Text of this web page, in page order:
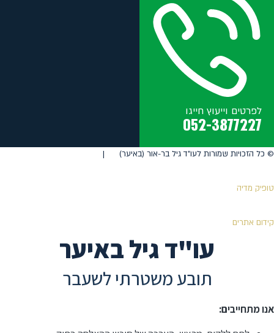
לפרטים וייעוץ חייגו
052-3877227
©️ כל הזכויות שמורות לעו"ד גיל בר-אור (באיער) |
טופיק מדיה
קידום אתרים
עו"ד גיל באיער
תובע משטרתי לשעבר
אנו מתחייבים: